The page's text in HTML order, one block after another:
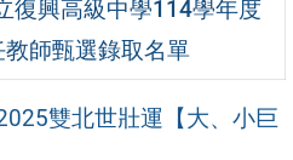
復興高級中學114學年度
師甄選錄取名單
雙北世壯運【大、小巨